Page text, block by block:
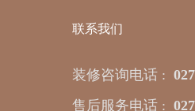
联系我们
装修咨询电话 :
售后服务电话 :